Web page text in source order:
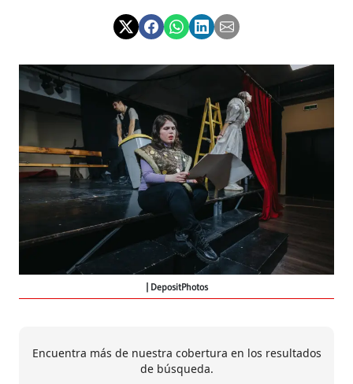
DepositPhotos
Encuentra más de nuestra cobertura en los resultados
de búsqueda.